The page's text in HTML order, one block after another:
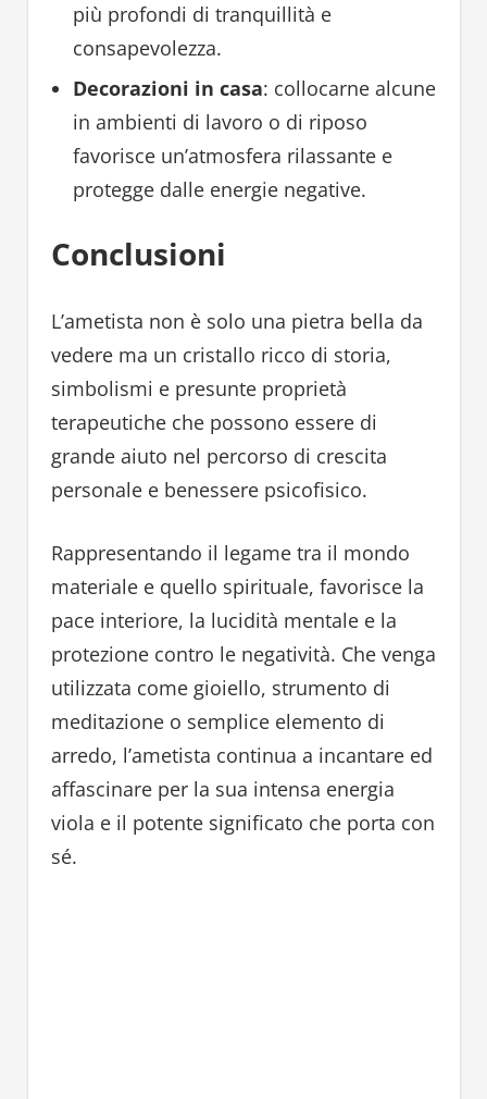
più profondi di tranquillità e
consapevolezza.
Decorazioni in casa: collocarne alcune
in ambienti di lavoro o di riposo
favorisce un’atmosfera rilassante e
protegge dalle energie negative.
Conclusioni
L’ametista non è solo una pietra bella da
vedere ma un cristallo ricco di storia,
simbolismi e presunte proprietà
terapeutiche che possono essere di
grande aiuto nel percorso di crescita
personale e benessere psicofisico.
Rappresentando il legame tra il mondo
materiale e quello spirituale, favorisce la
pace interiore, la lucidità mentale e la
protezione contro le negatività. Che venga
utilizzata come gioiello, strumento di
meditazione o semplice elemento di
arredo, l’ametista continua a incantare ed
affascinare per la sua intensa energia
viola e il potente significato che porta con
sé.